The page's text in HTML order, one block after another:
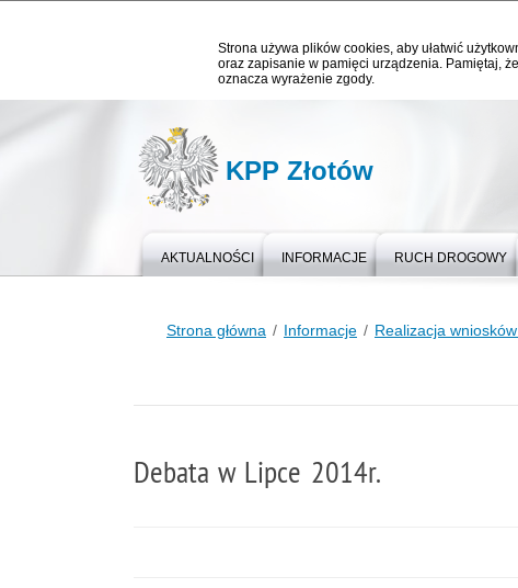
Strona używa plików cookies, aby ułatwić
oraz zapisanie w pamięci urządzenia. Pamiętaj,
oznacza wyrażenie zgody.
KPP Złotów
AKTUALNOŚCI INFORMACJE RUCH DROGOWY
Strona główna Informacje Realizacja
Debata w Lipce 2014r.